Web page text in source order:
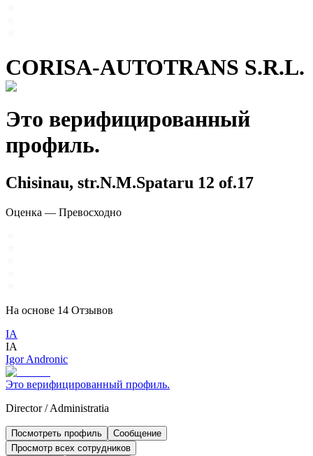
CORISA-AUTOTRANS S.R.L.
Это верифицированный
профиль.
Chisinau, str.N.M.Spataru 12 of.17
Оценка — Превосходно
На основе 14 Отзывов
IA
IA
Igor Andronic
Это верифицированный профиль.
Director/Administratia
Посмотреть профиль
Сообщение
Просмотр всех сотрудников